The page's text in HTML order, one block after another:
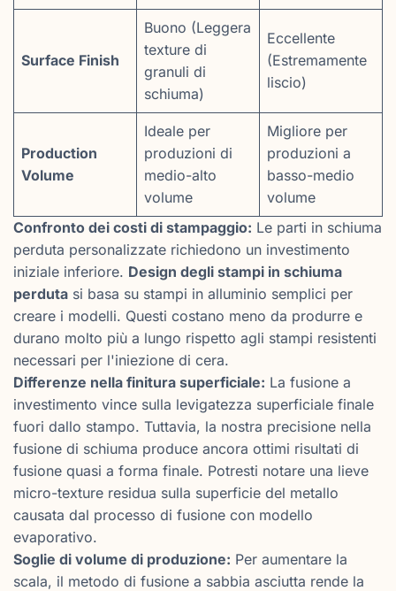
Surface Finish
Buono (Leggera
texture di
granuli di
schiuma)
Eccellente
(Estremamente
liscio)
Production
Volume
Ideale per
produzioni di
medio-alto
volume
Migliore per
produzioni a
basso-medio
volume
Confronto dei costi di stampaggio: Le parti in schiuma
perduta personalizzate richiedono un investimento
iniziale inferiore. Design degli stampi in schiuma
perduta si basa su stampi in alluminio semplici per
creare i modelli. Questi costano meno da produrre e
durano molto più a lungo rispetto agli stampi resistenti
necessari per l'iniezione di cera.
Differenze nella finitura superficiale: La fusione a
investimento vince sulla levigatezza superficiale finale
fuori dallo stampo. Tuttavia, la nostra precisione nella
fusione di schiuma produce ancora ottimi risultati di
fusione quasi a forma finale. Potresti notare una lieve
micro-texture residua sulla superficie del metallo
causata dal processo di fusione con modello
evaporativo.
Soglie di volume di produzione: Per aumentare la
scala, il metodo di fusione a sabbia asciutta rende la